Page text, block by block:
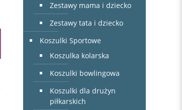
Zestawy mama i dziecko
Zestawy tata i dziecko
Koszulki Sportowe
Koszulka kolarska
Koszulki bowlingowa
Koszulki dla drużyn
piłkarskich